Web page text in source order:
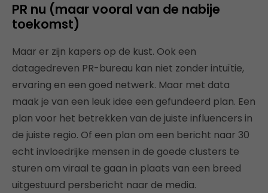
PR nu (maar vooral van de nabije
toekomst)
Maar er zijn kapers op de kust. Ook een
datagedreven PR-bureau kan niet zonder intuïtie,
ervaring en een goed netwerk. Maar met data
maak je van een leuk idee een gefundeerd plan. Een
plan voor het betrekken van de juiste influencers in
de juiste regio. Of een plan om een bericht naar 30
echt invloedrijke mensen in de goede clusters te
sturen om viraal te gaan in plaats van een breed
uitgestuurd persbericht naar de media.